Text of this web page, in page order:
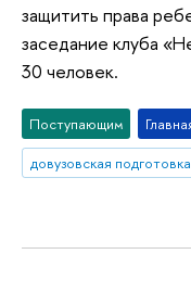
защитить права
заседание клуба
30 человек.
Поступающим
довузовская подготовка